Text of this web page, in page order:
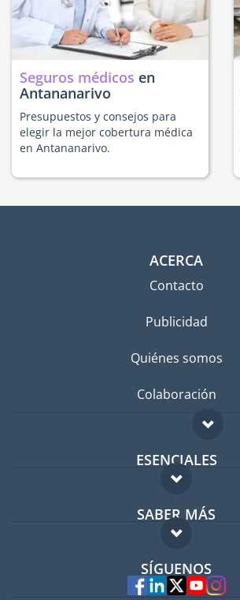
Seguros médicos en
Antananarivo
Presupuestos y consejos para
elegir la mejor cobertura médica
en Antananarivo.
ACERCA
Contacto
Publicidad
Quiénes somos
Colaboración
ESENCIALES
Foro para expatriados
Guía para expatriados
Trabajos en el
SABER MÁS
FAQ
Expertos
SÍGUENOS